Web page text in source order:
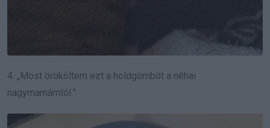
4. „Most örököltem ezt a holdgömböt a néhai
nagymamámtól.”